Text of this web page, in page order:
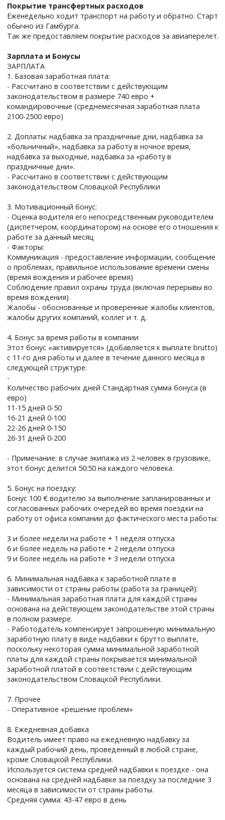
Покрытие трансфертных расходов
Еженедельно ходит транспорт на работу и обратно. Cтарт
обычно из Гамбурга.
Так же предоставляем покрытие расходов за авиаперелет.
Зарплата и Бонусы
ЗАРПЛАТА
1. Базовая заработная плата:
- Рассчитано в соответствии с действующим
законодательством в размере 740 евро +
командировочные (среднемесячная заработная плата
2100-2500 евро)
2. Доплаты: надбавка за праздничные дни, надбавка за
«больничный», надбавка за работу в ночное время,
надбавка за выходные, надбавка за «работу в
праздничные дни».
- Рассчитано в соответствии с действующим
законодательством Словацкой Республики
3. Мотивационный бонус:
- Оценка водителя его непосредственным руководителем
(диспетчером, координатором) на основе его отношения к
работе за данный месяц
- Факторы:
Коммуникация - предоставление информации, сообщение
о проблемах, правильное использование времени смены
(время вождения и рабочее время)
Соблюдение правил охраны труда (включая перерывы во
время вождения)
Жалобы - обоснованные и проверенные жалобы клиентов,
жалобы других компаний, коллег и т. д.
4. Бонус за время работы в компании
Этот бонус «активируется» (добавляется к выплате brutto)
с 11-го дня работы и далее в течение данного месяца в
следующей структуре:
-
Количество рабочих дней Стандартная сумма бонуса (в
евро)
11-15 дней 0-50
16-21 дней 0-100
22-26 дней 0-150
26-31 дней 0-200
- Примечание: в случае экипажа из 2 человек в грузовике,
этот бонус делится 50:50 на каждого человека.
5. Бонус на поездку:
Бонус 100 € водителю за выполнение запланированных и
согласованных рабочих очередей во время поездки на
работу от офиса компании до фактического места работы:
3 и более недели на работе + 1 неделя отпуска
6 и более недель на работе + 2 недели отпуска
9 и более недель на работе + 3 недели отпуска
6. Минимальная надбавка к заработной плате в
зависимости от страны работы (работа за границей):
- Минимальная заработная плата для каждой страны
основана на действующем законодательстве этой страны
в полном размере.
- Работодатель компенсирует запрошенную минимальную
заработную плату в виде надбавки к брутто выплате,
поскольку некоторая сумма минимальной заработной
платы для каждой страны покрывается минимальной
заработной платой в соответствии с действующим
законодательством Словацкой Республики.
7. Прочее
- Оперативное «решение проблем»
8. Ежедневная добавка
Водитель имеет право на ежедневную надбавку за
каждый рабочий день, проведенный в любой стране,
кроме Словацкой Республики.
Используется система средней надбавки к поездке - она
основана на средней надбавке за поездку за последние 3
месяца в зависимости от страны работы.
Средняя сумма: 43-47 евро в день